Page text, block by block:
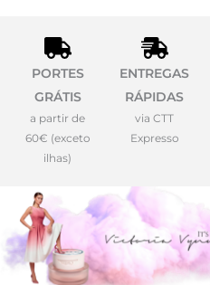
PORTES
GRÁTIS
a partir de
60€ (exceto
ilhas)
ENTREGAS
RÁPIDAS
via CTT
Expresso